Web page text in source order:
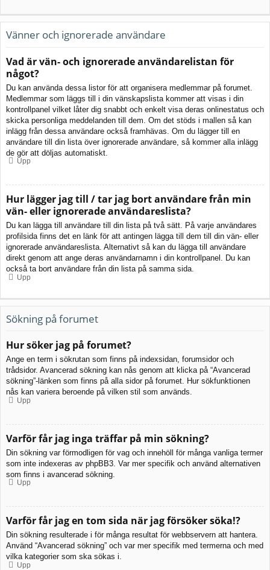
Vänner och ignorerade användare
Vad är vän- och ignorerade användarelistan för
något?
Du kan använda dessa listor för att organisera medlemmar på forumet.
Medlemmar som läggs till i din vänskapslista kommer att visas i din
kontrollpanel vilket låter dig snabbt och enkelt visa deras onlinestatus och
skicka personliga meddelanden till dem. Om det stöds i mallen så kan
inlägg från dessa användare också framhävas. Om du lägger till en
användare till din lista över ignorerade användare, så kommer alla inlägg
de gör att döljas automatiskt.
Upp
Hur lägger jag till / tar jag bort användare från min
vän- eller ignorerade användareslista?
Du kan lägga till användare till din lista på två sätt. På varje användares
profilsida finns det en länk för att antingen lägga till dem till din vän- eller
ignorerade användareslista. Alternativt så kan du lägga till användare
direkt genom att ange deras användarnamn i din kontrollpanel. Du kan
också ta bort användare från din lista på samma sida.
Upp
Sökning på forumet
Hur söker jag på forumet?
Ange en term i sökrutan som finns på indexsidan, forumsidor och
trådsidor. Avancerad sökning kan nås genom att klicka på “Avancerad
sökning”-länken som finns på alla sidor på forumet. Hur sökfunktionen
nås kan variera beroende på vilken stil som används.
Upp
Varför får jag inga träffar på min sökning?
Din sökning var förmodligen för vag och innehöll för många vanliga termer
som inte indexeras av phpBB3. Var mer specifik och använd alternativen
som finns i avancerad sökning.
Upp
Varför får jag en tom sida när jag försöker söka!?
Din sökning resulterade i för många resultat för webbservern att hantera.
Använd “Avancerad sökning” och var mer specifik med termerna och med
vilka kategorier som ska sökas i.
Upp